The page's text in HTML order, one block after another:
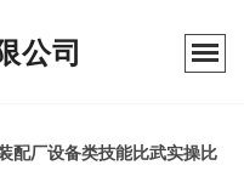
公司
配厂设备类技能比武实操比